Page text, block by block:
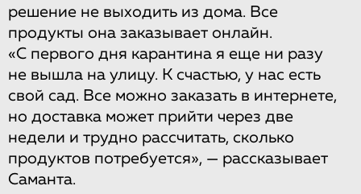
решение не выходить из дома. Все
продукты она заказывает онлайн.
«С первого дня карантина я еще ни разу
не вышла на улицу. К счастью, у нас есть
свой сад. Все можно заказать в интернете,
но доставка может прийти через две
недели и трудно рассчитать, сколько
продуктов потребуется», — рассказывает
Саманта.